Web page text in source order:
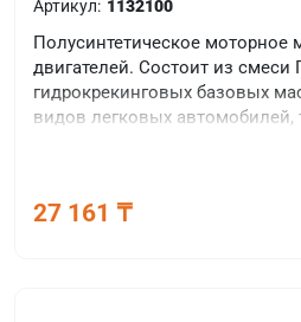
Артикул: 1132100
Полусинтетическое моторное
двигателей. Состоит из смеси
гидрокрекинговых базовых
видов легковых автомобилей,
27 161 ₸